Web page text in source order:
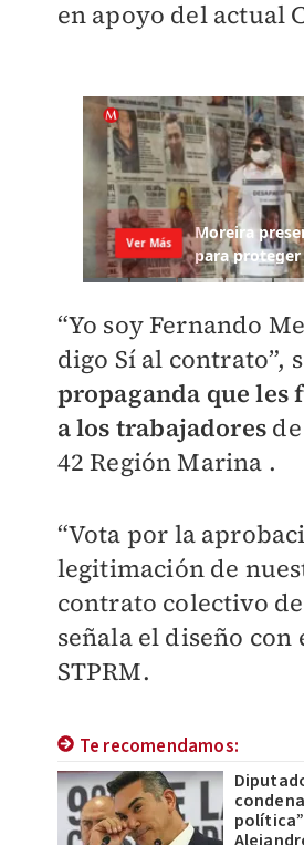
en apoyo del actual
“Yo soy Fernando
digo Sí al contrato”,
propaganda que les
a los trabajadores
42 Región Marina .
“Vota por la
legitimación de
contrato colectivo
señala el diseño con
STPRM.
Te recomendamos: